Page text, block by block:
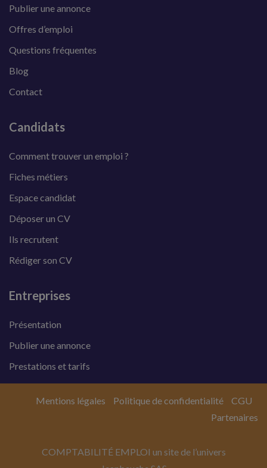
Publier une annonce
Offres d’emploi
Questions fréquentes
Blog
Contact
Candidats
Comment trouver un emploi ?
Fiches métiers
Espace candidat
Déposer un CV
Ils recrutent
Rédiger son CV
Entreprises
Présentation
Publier une annonce
Prestations et tarifs
COMPTABILITÉ EMPLOI un site de l’univers
Mentions légales Politique de confidentialité
CGU
Partenaires